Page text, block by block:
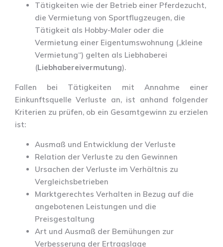
Tätigkeiten wie der Betrieb einer Pferdezucht,
die Vermietung von Sportflugzeugen, die
Tätigkeit als Hobby-Maler oder die
Vermietung einer Eigentumswohnung („kleine
Vermietung“) gelten als Liebhaberei
(Liebhabereivermutung).
Fallen bei Tätigkeiten mit Annahme einer
Einkunftsquelle Verluste an, ist anhand folgender
Kriterien zu prüfen, ob ein Gesamtgewinn zu erzielen
ist:
Ausmaß und Entwicklung der Verluste
Relation der Verluste zu den Gewinnen
Ursachen der Verluste im Verhältnis zu
Vergleichsbetrieben
Marktgerechtes Verhalten in Bezug auf die
angebotenen Leistungen und die
Preisgestaltung
Art und Ausmaß der Bemühungen zur
Verbesserung der Ertragslage